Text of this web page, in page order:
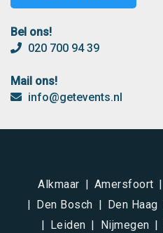
Bel ons!
020 700 94 39
Mail ons!
info@getevents.nl
Alkmaar Amersfoort
Den Bosch
Den Haag
Leiden
Nijmegen